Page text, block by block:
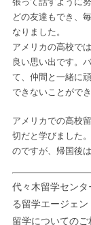
張って話すように
どの友達もでき、
なりました。
アメリカの高校で
良い思い出です。
て、仲間と一緒に
できないことがで
アメリカでの高校
切だと学びました
のですが、帰国後
代々木留学セン
る留学エージェン
留学についての